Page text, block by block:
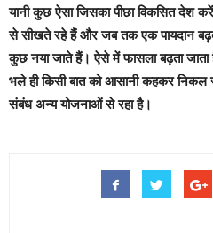
यानी कुछ ऐसा जिसका पीछा विकसित देश
से सीखते रहे हैं और जब तक एक पायदान
कुछ नया जाते हैं। ऐसे में फासला बढ़ता जाता
भले ही किसी बात को आसानी कहकर
संबंध अन्य योजनाओं से रहा है।